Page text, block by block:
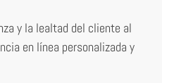
y la lealtad del cliente al
en línea personalizada y